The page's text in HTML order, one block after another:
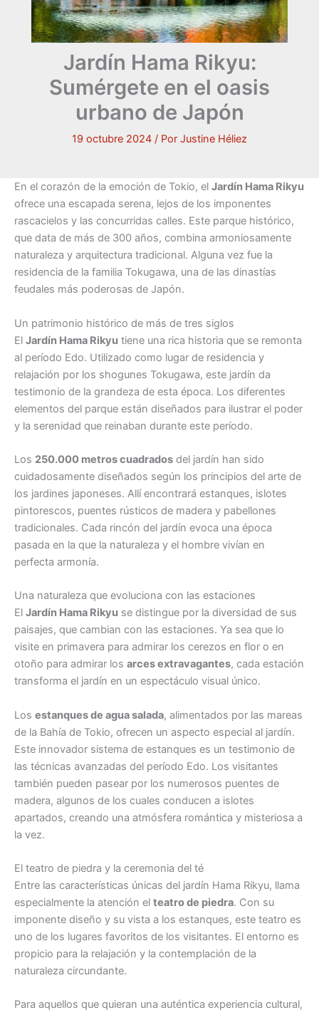
Jardín Hama Rikyu:
Sumérgete en el oasis
urbano de Japón
19 octubre 2024 / Por Justine Héliez
En el corazón de la emoción de Tokio, el Jardín Hama Rikyu
ofrece una escapada serena, lejos de los imponentes
rascacielos y las concurridas calles. Este parque histórico,
que data de más de 300 años, combina armoniosamente
naturaleza y arquitectura tradicional. Alguna vez fue la
residencia de la familia Tokugawa, una de las dinastías
feudales más poderosas de Japón.
Un patrimonio histórico de más de tres siglos
El Jardín Hama Rikyu tiene una rica historia que se remonta
al período Edo. Utilizado como lugar de residencia y
relajación por los shogunes Tokugawa, este jardín da
testimonio de la grandeza de esta época. Los diferentes
elementos del parque están diseñados para ilustrar el poder
y la serenidad que reinaban durante este período.
Los 250.000 metros cuadrados del jardín han sido
cuidadosamente diseñados según los principios del arte de
los jardines japoneses. Allí encontrará estanques, islotes
pintorescos, puentes rústicos de madera y pabellones
tradicionales. Cada rincón del jardín evoca una época
pasada en la que la naturaleza y el hombre vivían en
perfecta armonía.
Una naturaleza que evoluciona con las estaciones
El Jardín Hama Rikyu se distingue por la diversidad de sus
paisajes, que cambian con las estaciones. Ya sea que lo
visite en primavera para admirar los cerezos en flor o en
otoño para admirar los arces extravagantes, cada estación
transforma el jardín en un espectáculo visual único.
Los estanques de agua salada, alimentados por las mareas
de la Bahía de Tokio, ofrecen un aspecto especial al jardín.
Este innovador sistema de estanques es un testimonio de
las técnicas avanzadas del período Edo. Los visitantes
también pueden pasear por los numerosos puentes de
madera, algunos de los cuales conducen a islotes
apartados, creando una atmósfera romántica y misteriosa a
la vez.
El teatro de piedra y la ceremonia del té
Entre las características únicas del jardín Hama Rikyu, llama
especialmente la atención el teatro de piedra. Con su
imponente diseño y su vista a los estanques, este teatro es
uno de los lugares favoritos de los visitantes. El entorno es
propicio para la relajación y la contemplación de la
naturaleza circundante.
Para aquellos que quieran una auténtica experiencia cultural,